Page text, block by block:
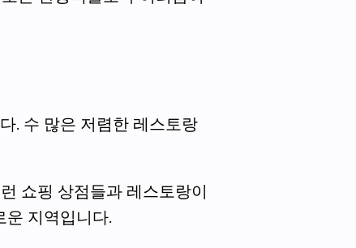
. 수 많은 저렴한 레스토랑
쇼핑 상점들과 레스토랑이
운 지역입니다.